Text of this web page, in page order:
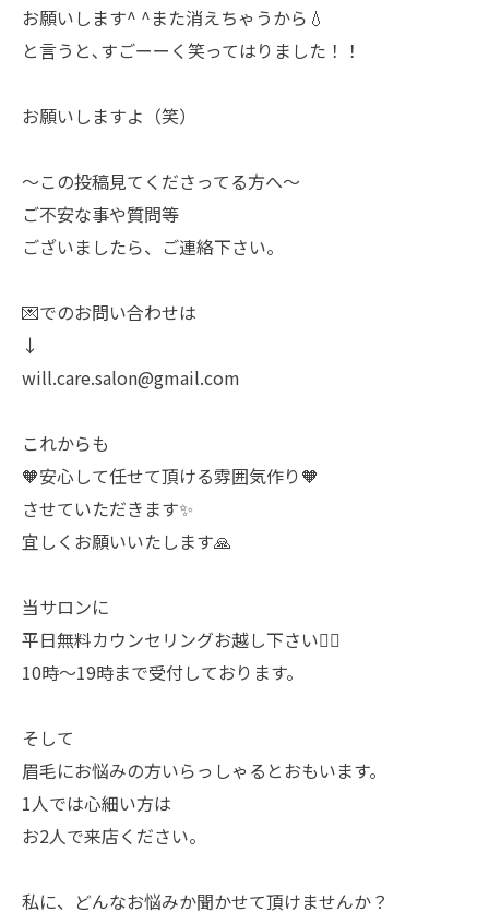
お願いします^ ^また消えちゃうから💧
と言うと､すごーーく笑ってはりました！！
お願いしますよ（笑）
〜この投稿見てくださってる方へ〜
ご不安な事や質問等
ございましたら、ご連絡下さい。
💌でのお問い合わせは
↓
will.care.salon@gmail.com
これからも
🧡安心して任せて頂ける雰囲気作り🧡
させていただきます✨️
宜しくお願いいたします🙏
当サロンに
平日無料カウンセリングお越し下さい🙇‍♀️
10時〜19時まで受付しております。
そして
眉毛にお悩みの方いらっしゃるとおもいます。
1人では心細い方は
お2人で来店ください。
私に、どんなお悩みか聞かせて頂けませんか？